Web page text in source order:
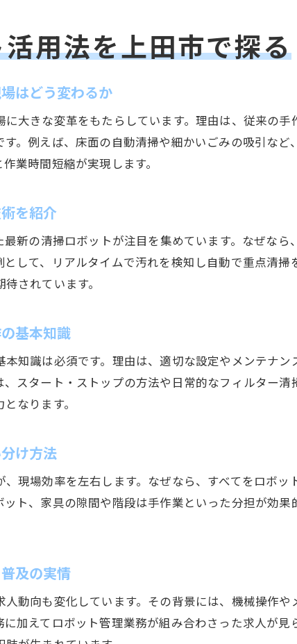
清掃求人から学ぶ現場で求められる機械性能
清掃機械導入で業務改善が実現した事例
清掃現場で求められる新たなスキルと知識
清掃機械操作に必要な基本スキルを理解する
上田市で注目される清掃現場の新しい知識
働きやすい現場をつくるコミュニケーショ
清掃機械と共に成長するための自己研鑽法
上田市で清掃業界が進化する理由を解説
清掃機械導入が業界成長を後押しする背景
清掃求人やバイトの増加が示す業界の変化
展示会や新技術が清掃業界にもたらす影響
上田市で選ばれる清掃現場の共通点を分析
用法を上田市で探る
はどう変わるか
大きな変革をもたらしています。理由は、従来の
。例えば、床面の自動清掃や細かいごみの吸引な
業時間短縮が実現します。
を紹介
新の清掃ロボットが注目を集めています。なぜな
して、リアルタイムで汚れを検知し自動で重点清掃
されています。
基本知識
知識は必須です。理由は、適切な設定やメンテナ
スタート・ストップの方法や日常的なフィルター
なります。
け方法
現場効率を左右します。なぜなら、すべてをロボ
ト、家具の隙間や階段は手作業といった分担が効
及の実情
動向も変化しています。その背景には、機械操作
加えてロボット管理業務が組み合わさった求人が